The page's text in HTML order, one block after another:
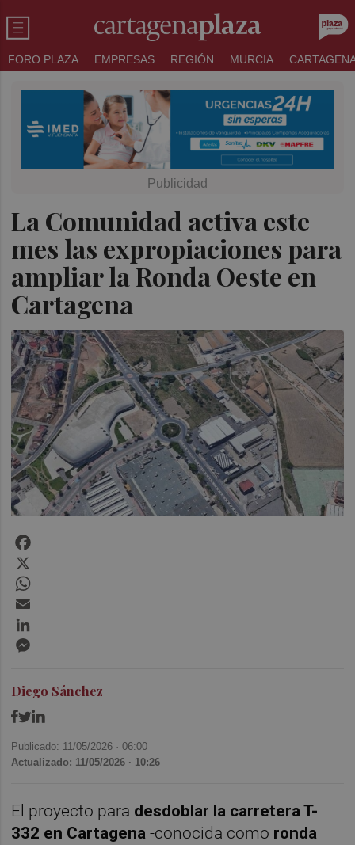
FORO PLAZA EMPRESAS REGIÓN MURCIA
La Comunidad activa este
mes las expropiaciones para
ampliar la Ronda Oeste en
Cartagena
Diego Sánchez
Publicado: 11/05/2026 ·06:00
Actualizado: 11/05/2026 · 10:26
El proyecto para desdoblar la carretera T-
332 en Cartagena -conocida como ronda